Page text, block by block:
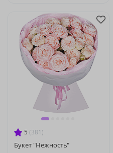
5 (381)
Букет "Нежность"